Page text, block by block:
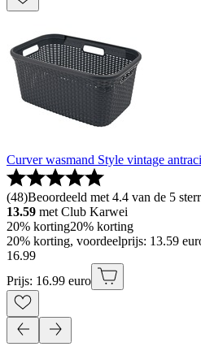
Curver wasmand Style vintage
(48)Beoordeeld met 4.4 van de 5
13.59 met Club Karwei
20% korting20% korting
20% korting, voordeelprijs: 13.59
16.99
Prijs: 16.99 euro